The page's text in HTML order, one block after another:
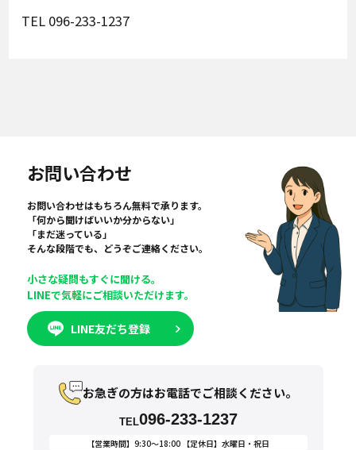
TEL 096-233-1237
お問い合わせ
お問い合わせはもちろん無料で承ります。
「何から聞けばいいか分からない」
「まだ迷っている」
そんな段階でも、どうぞご連絡ください。
小さな疑問もすぐに聞ける。
LINEで気軽にご相談いただけます。
LINE友だち登録
お急ぎの方はお電話でご相談ください。
TEL096-233-1237
【営業時間】9:30〜18:00 【定休日】水曜日・祝日